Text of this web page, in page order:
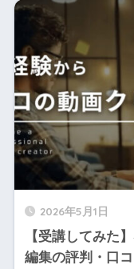
2026年5月1日
【受講してみた
編集の評判・口